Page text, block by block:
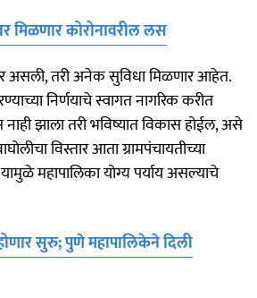
मिळणार कोरोनावरील लस
असली, तरी अनेक सुविधा मिळणार आहेत.
निर्णयाचे स्वागत नागरिक करीत
झाला तरी भविष्यात विकास होईल, असे
विस्तार आता ग्रामपंचायतीच्या
महापालिका योग्य पर्याय असल्याचे
सुरु; पुणे महापालिकेने दिली